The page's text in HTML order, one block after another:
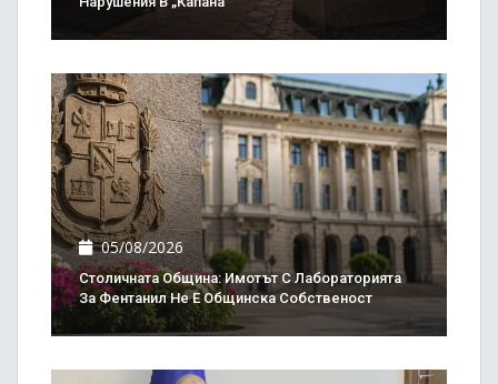
05/08/2026
Столичната Община: Имотът С Лабораторията
За Фентанил Не Е Общинска Собственост